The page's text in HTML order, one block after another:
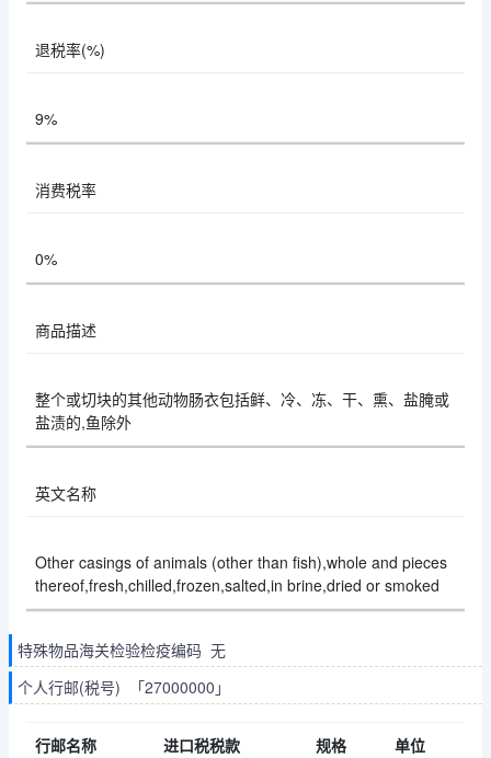
退税率(%)
9%
消费税率
0%
商品描述
整个或切块的其他动物肠衣包括鲜、冷、冻、干、熏、盐腌或
盐渍的,鱼除外
英文名称
Other casings of animals (other than fish),whole and pieces
thereof,fresh,chilled,frozen,salted,in brine,dried or smoked
特殊物品海关检验检疫编码 无
个人行邮(税号) 「27000000」
行邮名称 进口税税款 规格 单位